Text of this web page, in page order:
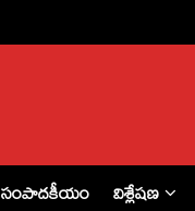
సంపాదకీయం విశ్లేషణ